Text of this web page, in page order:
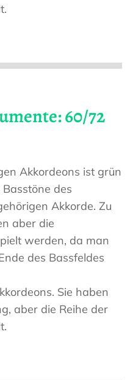
60/72
Akkordeons ist grün
des
Akkorde. Zu
aber die
werden, da man
des Bassfeldes
Sie haben
aber die Reihe der